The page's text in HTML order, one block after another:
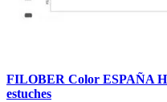
FILOBER Color ESPAÑA
estuches